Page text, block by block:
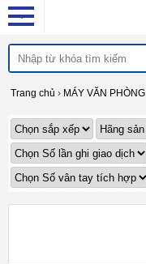
Trang chủ › MÁY VĂN PHÒNG